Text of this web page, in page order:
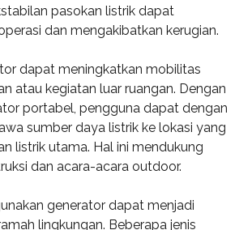
pasokan listrik dapat
dan mengakibatkan kerugian.
dapat meningkatkan mobilitas
atau kegiatan luar ruangan. Dengan
portabel, pengguna dapat dengan
sumber daya listrik ke lokasi yang
listrik utama. Hal ini mendukung
dan acara-acara outdoor.
generator dapat menjadi
lingkungan. Beberapa jenis